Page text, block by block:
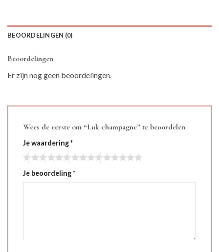
BEOORDELINGEN (0)
Beoordelingen
Er zijn nog geen beoordelingen.
Wees de eerste om “Luk champagne” te beoordelen
Je waardering*
Je beoordeling*